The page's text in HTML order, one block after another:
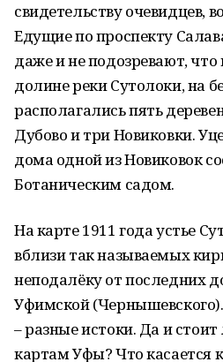
свидетельству очевидцев,
Едущие по проспекту
даже и не подозревают,
долине реки Сутолоки, на
располагались пять
Дубово и три Новиковки.
дома одной из Новиковок
Ботаническим садом.
На карте 1911 года устье
вблизи так называемых
неподалёку от последних
Уфимской
– разные истоки. Да и
картам Уфы? Что касается